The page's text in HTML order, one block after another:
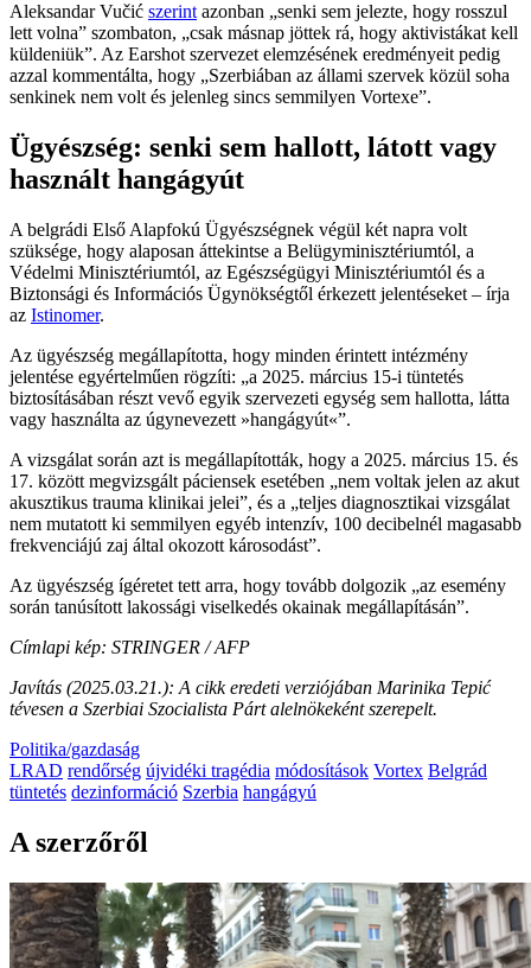
Aleksandar Vučić szerint azonban „senki sem jelezte, hogy rosszul
lett volna” szombaton, „csak másnap jöttek rá, hogy aktivistákat kell
küldeniük”. Az Earshot szervezet elemzésének eredményeit pedig
azzal kommentálta, hogy „Szerbiában az állami szervek közül soha
senkinek nem volt és jelenleg sincs semmilyen Vortexe”.
Ügyészség: senki sem hallott, látott vagy
használt hangágyút
A belgrádi Első Alapfokú Ügyészségnek végül két napra volt
szüksége, hogy alaposan áttekintse a Belügyminisztériumtól, a
Védelmi Minisztériumtól, az Egészségügyi Minisztériumtól és a
Biztonsági és Információs Ügynökségtől érkezett jelentéseket – írja
az Istinomer.
Az ügyészség megállapította, hogy minden érintett intézmény
jelentése egyértelműen rögzíti: „a 2025. március 15-i tüntetés
biztosításában részt vevő egyik szervezeti egység sem hallotta, látta
vagy használta az úgynevezett »hangágyút«”.
A vizsgálat során azt is megállapították, hogy a 2025. március 15. és
17. között megvizsgált páciensek esetében „nem voltak jelen az akut
akusztikus trauma klinikai jelei”, és a „teljes diagnosztikai vizsgálat
nem mutatott ki semmilyen egyéb intenzív, 100 decibelnél magasabb
frekvenciájú zaj által okozott károsodást”.
Az ügyészség ígéretet tett arra, hogy tovább dolgozik „az esemény
során tanúsított lakossági viselkedés okainak megállapításán”.
Címlapi kép: STRINGER / AFP
Javítás (2025.03.21.): A cikk eredeti verziójában Marinika Tepić
tévesen a Szerbiai Szocialista Párt alelnökeként szerepelt.
Politika/gazdaság
LRAD rendőrség újvidéki tragédia módosítások Vortex Belgrád
tüntetés dezinformáció Szerbia hangágyú
A szerzőről